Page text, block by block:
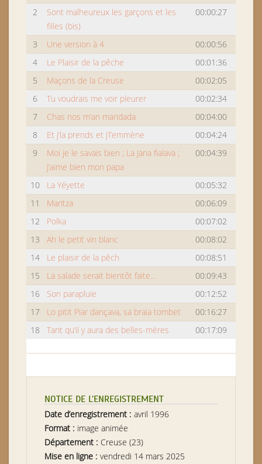
2
Sont malheureux les garçons et les
filles (bis)
00:00:27
3 Une version à 4
00:00:56
4
Le Plaisir de la pêche
00:01:36
5
Maçons de la Creuse
00:02:05
6
Tu voudrais me voir pleurer
00:02:34
7
Chas nos m’an maridada
00:04:00
8
Et j’la prends et j’l’emmène
00:04:24
9
Moi je le savais bien ; La Jana fialava ;
J’aime bien mon papa
00:04:39
10 La Yéyette
00:05:32
11
Maritza
00:06:09
12
Polka
00:07:02
13
Ah le petit vin blanc
00:08:02
14
Le plaisir de la pêch
00:08:51
15
La salade serait bientôt faite...
00:09:43
16
Son parapluie
00:12:52
17
Lo pitit Piar dançava, sa braia tombet
00:16:27
18
Tant qu’il y aura des belles-mères 00:17:09
NOTICE DE L’ENREGISTREMENT
Date d’enregistrement : avril 1996
Format : image animée
Département : Creuse (23)
Mise en ligne : vendredi 14 mars 2025